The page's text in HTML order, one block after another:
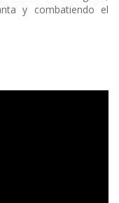
y combatiendo el